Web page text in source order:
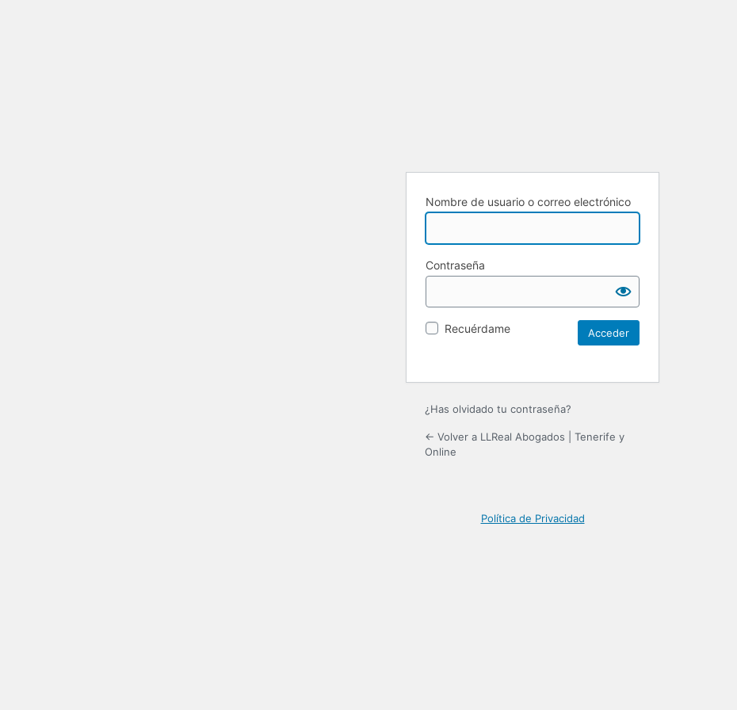
Nombre de usuario o correo electrónico
Contraseña
Recuérdame
¿Has olvidado tu contraseña?
← Volver a LLReal Abogados | Tenerife y
Online
Política de Privacidad